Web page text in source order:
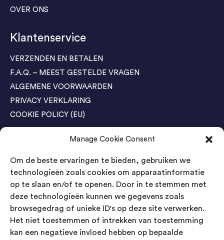
Manage Cookie Consent
Om de beste ervaringen te bieden, gebruiken we
technologieën zoals cookies om apparaatinformatie
op te slaan en/of te openen. Door in te stemmen met
deze technologieën kunnen we gegevens zoals
browsegedrag of unieke ID's op deze site verwerken.
Het niet toestemmen of intrekken van toestemming
kan een negatieve invloed hebben op bepaalde
OVER ONS
Klantenservice
VERZENDEN EN BETALEN
F.A.Q. – MEEST GESTELDE VRAGEN
ALGEMENE VOORWAARDEN
PRIVACY VERKLARING
COOKIE POLICY (EU)
Agenda Trade Shows
04-05 November / SVG FAIR Winterswijk
Bestel GRATIS kaarten
24-26 March / IAW Trade Fair - Cologne
Bestel GRATIS kaarten
Contact